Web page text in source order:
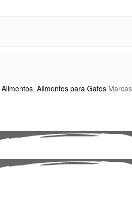
Alimentos, Alimentos para Gatos